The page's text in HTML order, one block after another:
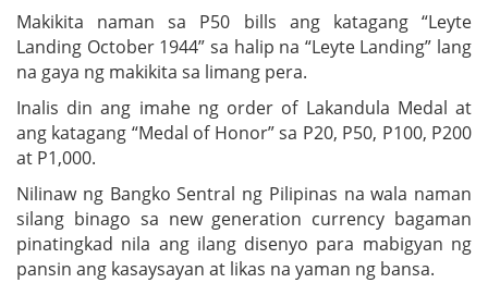
Makikita naman sa P50 bills ang katagang “Leyte
Landing October 1944” sa halip na “Leyte Landing” lang
na gaya ng makikita sa limang pera.
Inalis din ang imahe ng order of Lakandula Medal at
ang katagang “Medal of Honor” sa P20, P50, P100, P200
at P1,000.
Nilinaw ng Bangko Sentral ng Pilipinas na wala naman
silang binago sa new generation currency bagaman
pinatingkad nila ang ilang disenyo para mabigyan ng
pansin ang kasaysayan at likas na yaman ng bansa.